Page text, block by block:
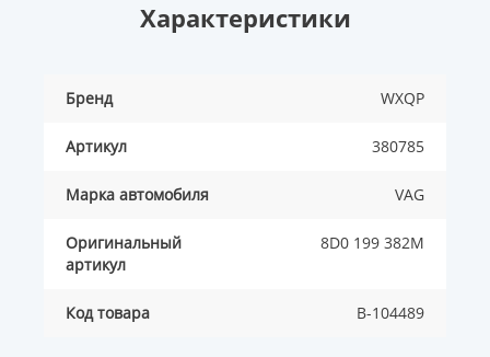
Характеристики
Бренд WXQP
Артикул 380785
Марка автомобиля VAG
Оригинальный
артикул
8D0 199 382M
Код товара B-104489